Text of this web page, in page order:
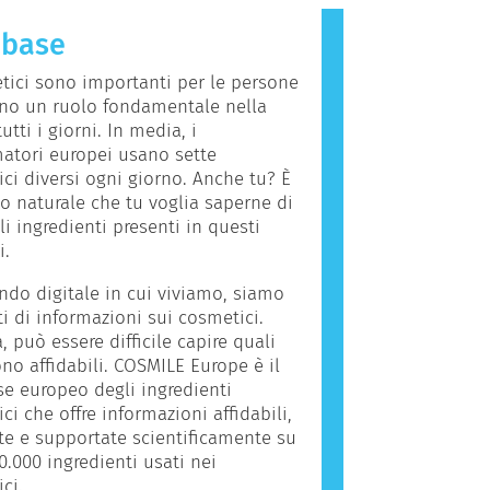
persone. Una sostanza che
reazione allergica è chiamata
possono contenere ingredienti
risultare allergenici per alcune
non significa che il prodotto non
da utilizzare per gli altri.
sono importanti per le persone
un ruolo fondamentale nella
i giorni. In media, i
europei usano sette
diversi ogni giorno. Anche tu? È
naturale che tu voglia saperne di
ingredienti presenti in questi
digitale in cui viviamo, siamo
di informazioni sui cosmetici.
può essere difficile capire quali
affidabili. COSMILE Europe è il
europeo degli ingredienti
che offre informazioni affidabili,
e supportate scientificamente su
ingredienti usati nei